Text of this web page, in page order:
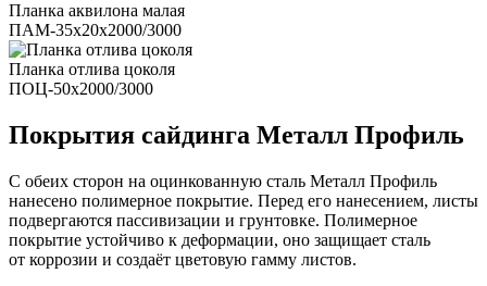
Планка аквилона малая
ПАМ-35х20х2000/3000
Планка отлива цоколя
ПОЦ-50х2000/3000
Покрытия сайдинга Металл Профиль
С обеих сторон на оцинкованную сталь Металл Профиль
нанесено полимерное покрытие. Перед его нанесением, листы
подвергаются пассивизации и грунтовке. Полимерное
покрытие устойчиво к деформации, оно защищает сталь
от коррозии и создаёт цветовую гамму листов.